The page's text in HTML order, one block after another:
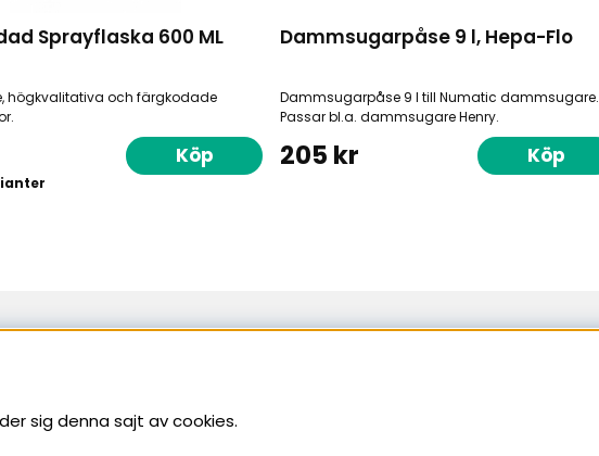
Sprayflaska 600 ML
högkvalitativa och färgkodade
Köp
Dammsugarpåse 9 l, Hepa-Flo
Dammsugarpåse 9 l till Numatic dammsugare.
Passar bl.a. dammsugare Henry.
205 kr Köp
07-16
Telefontid: Vardagar 08-17
sig denna sajt av cookies.